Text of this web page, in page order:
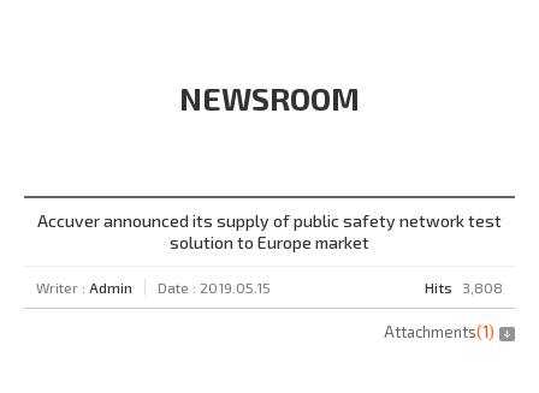
NEWSROOM
Accuver announced its supply of public safety network test
solution to Europe market
Writer : Admin Date : 2019.05.15 Hits 3,808
Attachments(1)